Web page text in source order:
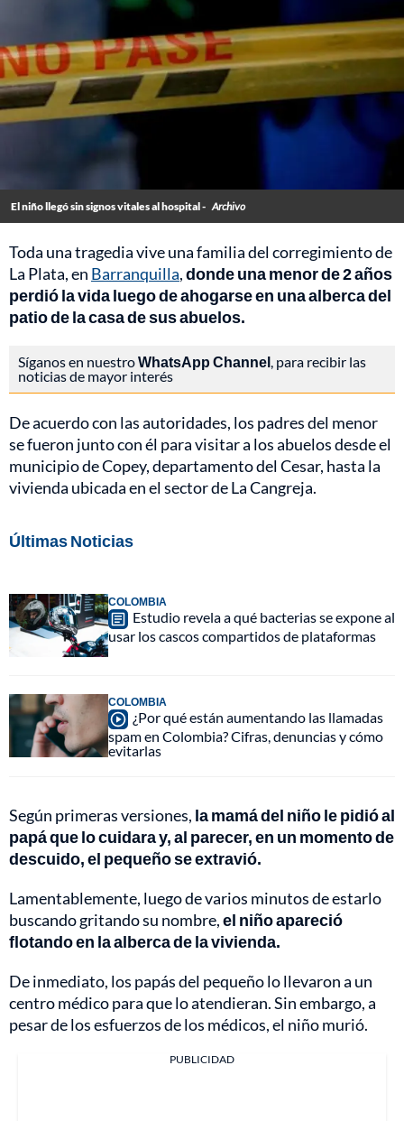
El niño llegó sin signos vitales al hospital - Archivo
Toda una tragedia vive una familia del corregimiento de
La Plata, en Barranquilla,donde una menor de 2 años
perdió la vida luego de ahogarse en una alberca del
patio de la casa de sus abuelos.
Síganos en nuestroWhatsApp Channel, para recibir las
noticias de mayor interés
De acuerdo con las autoridades, los padres del menor
se fueron junto con él para visitar a los abuelos desde el
municipio de Copey, departamento del Cesar, hasta la
vivienda ubicada en el sector de La Cangreja.
Últimas Noticias
COLOMBIA
Estudio revela a qué bacterias se expone al
usar los cascos compartidos de plataformas
COLOMBIA
¿Por qué están aumentando las llamadas
spam en Colombia? Cifras, denuncias y cómo
evitarlas
Según primeras versiones, la mamá del niño le pidió al
papá que lo cuidara y, al parecer, en un momento de
descuido, el pequeño se extravió.
Lamentablemente, luego de varios minutos de estarlo
buscando gritando su nombre,el niño apareció
flotando en la alberca de la vivienda.
De inmediato, los papás del pequeño lo llevaron a un
centro médico para que lo atendieran. Sin embargo, a
pesar de los esfuerzos de los médicos, el niño murió.
PUBLICIDAD